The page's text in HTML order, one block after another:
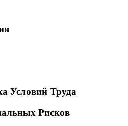
Условий Труда
Рисков